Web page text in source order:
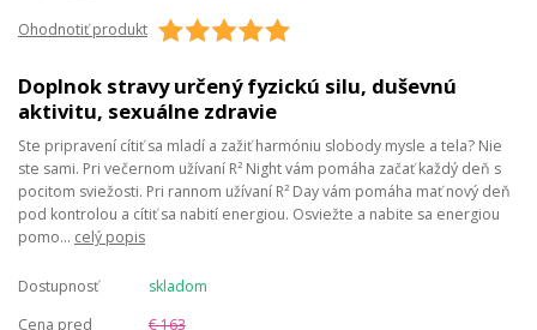
Ohodnotiť produkt
Doplnok stravy určený fyzickú silu, duševnú
aktivitu, sexuálne zdravie
Ste pripravení cítiť sa mladí a zažiť harmóniu slobody mysle a tela? Nie
ste sami. Pri večernom užívaní R² Night vám pomáha začať každý deň s
pocitom sviežosti. Pri rannom užívaní R² Day vám pomáha mať nový deň
pod kontrolou a cítiť sa nabití energiou. Osviežte a nabite sa energiou
pomo... celý popis
Dostupnosť
skladom
Cena pred
€ 163